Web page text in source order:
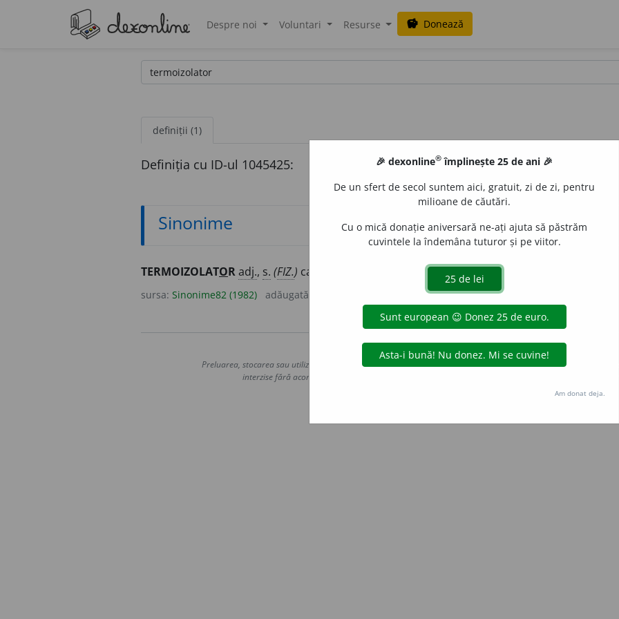
Despre noi Voluntari Resurse savings Donează
definiții (1)
Definiția cu ID-ul 1045425:
Sinonime
TERMOIZOLATORadj., s. (FIZ.) calorifug, termoizolant, izolant termic.
sursa: Sinonime82 (1982) adăugată de acțiuni
Copyright © 2004-2026 dexonline (https://dexonline.ro)
Preluarea, stocarea sau utilizarea datelor de pe acest site, inclusiv prin orice metode de extragere automată
interzise fără acordul nostru prealabil scris, cu excepția seturilor de date oferite oficial spre utilizare
Hosterion
🎉 dexonline® împlinește 25 de ani 🎉
De un sfert de secol suntem aici, gratuit, zi de zi, pentru
milioane de căutări.
Cu o mică donație aniversară ne-ați ajuta să păstrăm
cuvintele la îndemâna tuturor și pe viitor.
Am donat deja.